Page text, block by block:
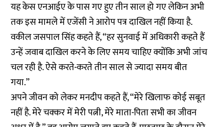
यह केस एनआईए के पास गए हुए तीन साल हो गए लेकिन अभी
तक इस मामले में एजेंसी ने आरोप पत्र दाखिल नहीं किया है.
वकील जसपाल सिंह कहते हैं, “हर सुनवाई में अधिकारी कहते हैं
उन्हें जवाब दाखिल करने के लिए समय चाहिए क्योंकि अभी जांच
चल रही है. ऐसे करते-करते तीन साल से ज्यादा समय बीत
गया.”
अपने जीवन को लेकर मनदीप कहते हैं, “मेरे खिलाफ कोई सबूत
नहीं है. मेरे चक्कर में मेरी पत्नी, मेरे माता-पिता सभी का जीवन